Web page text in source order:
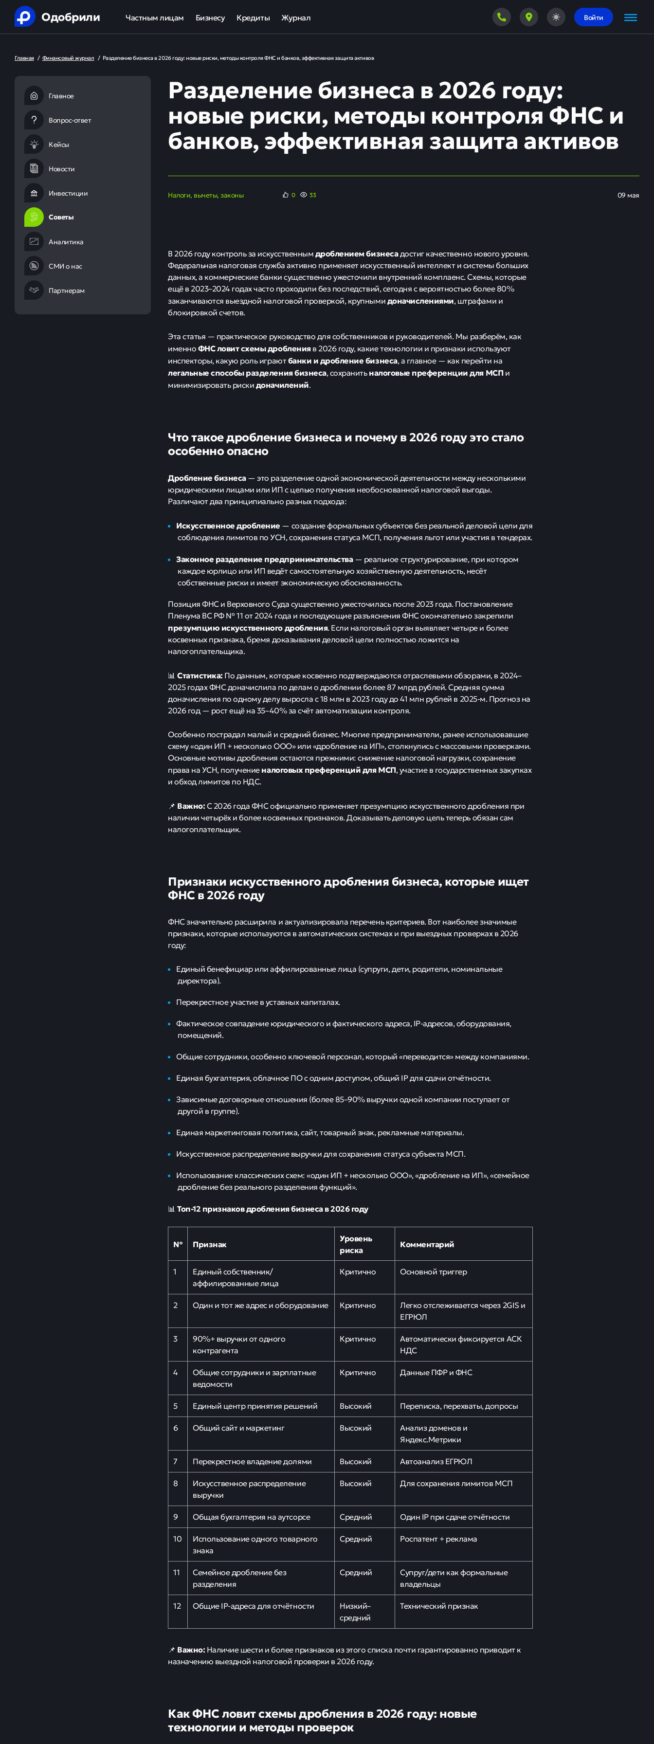
Одобрили Частным лицам
Рефинансирование кредитов
Ипотека
Банкротство
Юридическая защита от коллекторов и кредиторов
Бизнесу
Оборотный кредит
Льготные программы кредитования для бизнеса
Кредиты
Рефинансирование кредитов
Кредиты под залог авто
Кредиты под залог недвижимости
Кредиты с плохой КИ
Кредиты без справок
Журнал Войти
Главная / Финансовый журнал / Разделение бизнеса в 2026 году: новые риски, методы контроля ФНС и банков, эффективная защита активов
Главное
Вопрос-ответ
Кейсы
Новости
Инвестиции
Советы
Аналитика
СМИ о нас
Партнерам
Разделение бизнеса в 2026 году:
новые риски, методы контроля ФНС и
банков, эффективная защита активов
Налоги, вычеты, законы 0 33 09 мая
В 2026 году контроль за искусственнымдроблением бизнесадостиг качественно нового уровня.
Федеральная налоговая служба активно применяет искусственный интеллект и системы больших
данных, а коммерческие банки существенно ужесточили внутренний комплаенс. Схемы, которые
ещё в 2023–2024 годах часто проходили без последствий, сегодня с вероятностью более 80%
заканчиваются выездной налоговой проверкой, крупнымидоначислениями, штрафами и
блокировкой счетов.
Эта статья — практическое руководство для собственников и руководителей. Мы разберём, как
именноФНС ловит схемы дробленияв 2026 году, какие технологии и признаки используют
инспекторы, какую роль играютбанки и дробление бизнеса, а главное — как перейти на
легальные способы разделения бизнеса, сохранитьналоговые преференции для МСП и
минимизировать рискидоначилений.
Что такое дробление бизнеса и почему в 2026 году это стало
особенно опасно
Дробление бизнеса— это разделение одной экономической деятельности между несколькими
юридическими лицами или ИП с целью получения необоснованной налоговой выгоды.
Различают два принципиально разных подхода:
Искусственное дробление — создание формальных субъектов без реальной деловой цели для
соблюдения лимитов по УСН, сохранения статуса МСП, получения льгот или участия в тендерах.
Законное разделение предпринимательства— реальное структурирование, при котором
каждое юрлицо или ИП ведёт самостоятельную хозяйственную деятельность, несёт
собственные риски и имеет экономическую обоснованность.
Позиция ФНС и Верховного Суда существенно ужесточилась после 2023 года. Постановление
Пленума ВС РФ № 11 от 2024 года и последующие разъяснения ФНС окончательно закрепили
презумпцию искусственного дробления. Если налоговый орган выявляет четыре и более
косвенных признака, бремя доказывания деловой цели полностью ложится на
налогоплательщика.
📊Статистика: По данным, которые косвенно подтверждаются отраслевыми обзорами, в 2024–
2025 годах ФНС доначислила по делам о дроблении более 87 млрд рублей. Средняя сумма
доначисления по одному делу выросла с 18 млн в 2023 году до 41 млн рублей в 2025-м. Прогноз на
2026 год — рост ещё на 35–40% за счёт автоматизации контроля.
Особенно пострадал малый и средний бизнес. Многие предприниматели, ранее использовавшие
схему «один ИП + несколько ООО» или «дробление на ИП», столкнулись с массовыми проверками.
Основные мотивы дробления остаются прежними: снижение налоговой нагрузки, сохранение
права на УСН, получениеналоговых преференций для МСП, участие в государственных закупках
и обход лимитов по НДС.
📌 Важно:С 2026 года ФНС официально применяет презумпцию искусственного дробления при
наличии четырёх и более косвенных признаков. Доказывать деловую цель теперь обязан сам
налогоплательщик.
Признаки искусственного дробления бизнеса, которые ищет
ФНС в 2026 году
ФНС значительно расширила и актуализировала перечень критериев. Вот наиболее значимые
признаки, которые используются в автоматических системах и при выездных проверках в 2026
году:
Единый бенефициар или аффилированные лица (супруги, дети, родители, номинальные
директора).
Перекрестное участие в уставных капиталах.
Фактическое совпадение юридического и фактического адреса, IP-адресов, оборудования,
помещений.
Общие сотрудники, особенно ключевой персонал, который «переводится» между компаниями.
Единая бухгалтерия, облачное ПО с одним доступом, общий IP для сдачи отчётности.
Зависимые договорные отношения (более 85–90% выручки одной компании поступает от
другой в группе).
Единая маркетинговая политика, сайт, товарный знак, рекламные материалы.
Искусственное распределение выручки для сохранения статуса субъекта МСП.
Использование классических схем: «один ИП + несколько ООО», «дробление на ИП», «семейное
дробление без реального разделения функций».
📊Топ-12 признаков дробления бизнеса в 2026 году
№ Признак
Уровень
риска
Комментарий
1
Единый собственник/
аффилированные лица
Критично Основной триггер
2 Один и тот же адрес и оборудование Критично
Легко отслеживается через 2GIS и
ЕГРЮЛ
3
90%+ выручки от одного
контрагента
Критично
Автоматически фиксируется АСК
НДС
4
Общие сотрудники и зарплатные
ведомости
Критично Данные ПФР и ФНС
5 Единый центр принятия решений Высокий
Переписка, перехваты, допросы
6
Общий сайт и маркетинг Высокий
Анализ доменов и
Яндекс.Метрики
7
Перекрестное владение долями Высокий
Автоанализ ЕГРЮЛ
8
Искусственное распределение
выручки
Высокий Для сохранения лимитов МСП
9 Общая бухгалтерия на аутсорсе Средний
Один IP при сдаче отчётности
10
Использование одного товарного
знака
Средний Роспатент + реклама
11
Семейное дробление без
разделения
Средний
Супруг/дети как формальные
владельцы
12
Общие IP-адреса для отчётности
Низкий–
средний
Технический признак
📌 Важно: Наличие шести и более признаков из этого списка почти гарантированно приводит к
назначению выездной налоговой проверки в 2026 году.
Как ФНС ловит схемы дробления в 2026 году: новые
технологии и методы проверок